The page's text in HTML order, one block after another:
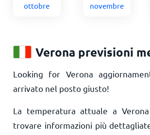
ottobre novembre
Verona previsioni
Looking for Verona
arrivato nel posto giusto!
La temperatura attuale a
trovare informazioni più